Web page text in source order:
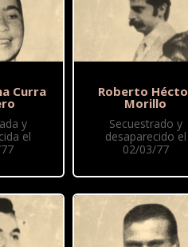
Curra
y
el
Roberto
Morillo
Secuestrado y
desaparecido el
02/03/77